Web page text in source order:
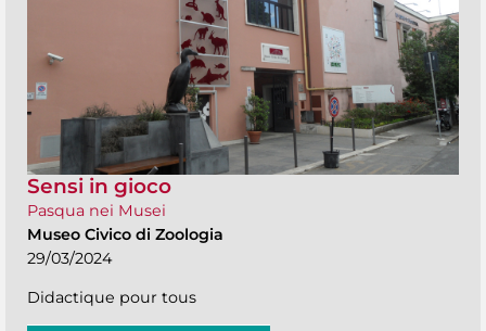
Sensi in gioco
Pasqua nei Musei
Museo Civico di Zoologia
29/03/2024
Didactique pour tous